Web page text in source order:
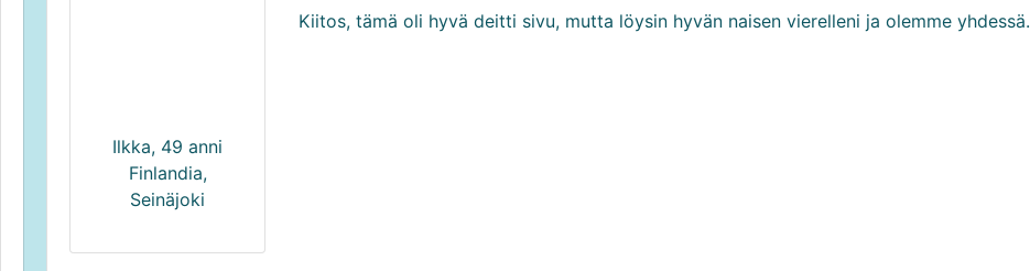
Ilkka, 49 anni
Finlandia,
Seinäjoki
Kiitos, tämä oli hyvä deitti sivu, mutta löysin hyvän naisen vierelleni ja olemme yhdessä.